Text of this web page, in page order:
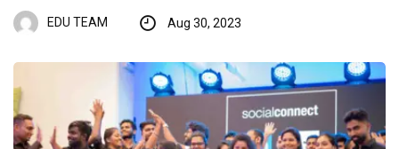
EDU TEAM Aug 30, 2023